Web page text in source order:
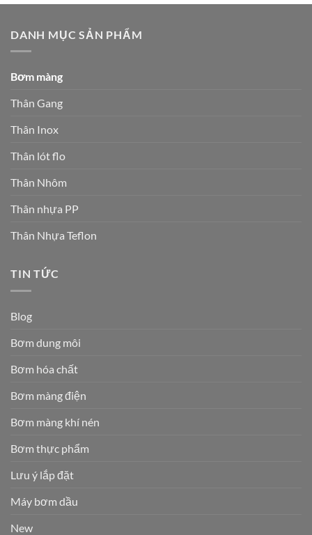
DANH MỤC SẢN PHẨM
Bơm màng
Thân Gang
Thân Inox
Thân lót flo
Thân Nhôm
Thân nhựa PP
Thân Nhựa Teflon
TIN TỨC
Blog
Bơm dung môi
Bơm hóa chất
Bơm màng điện
Bơm màng khí nén
Bơm thực phẩm
Lưu ý lắp đặt
Máy bơm dầu
New